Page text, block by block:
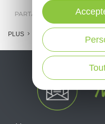
PARTAGER : E-MAIL
PLUS